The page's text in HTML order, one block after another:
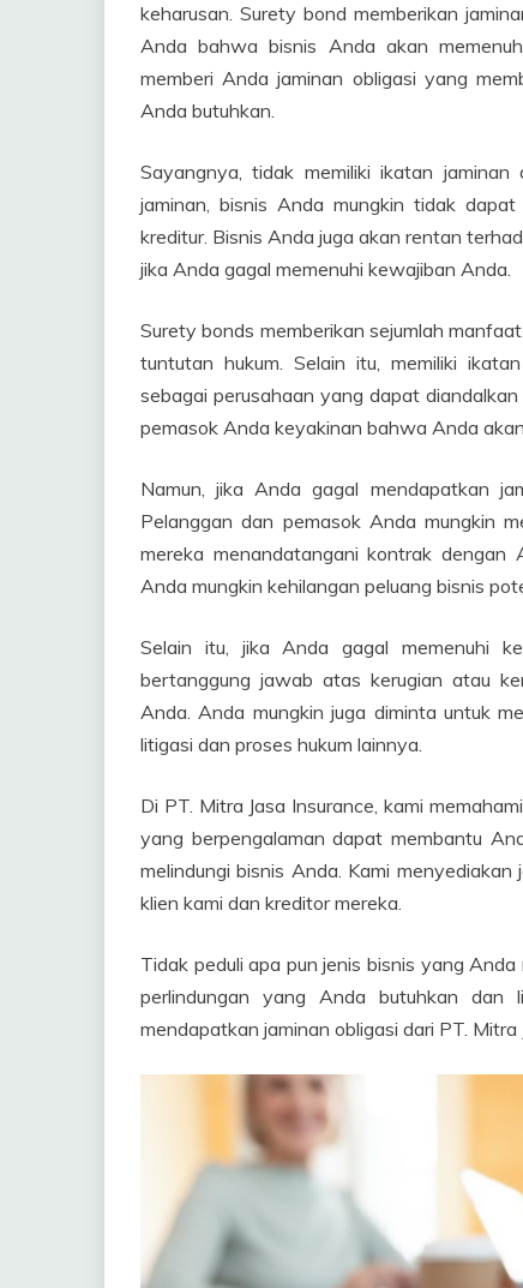
keharusan. Surety bond memberikan
Anda bahwa bisnis Anda akan
memberi Anda jaminan obligasi yang
Anda butuhkan.
Sayangnya, tidak memiliki ikatan
jaminan, bisnis Anda mungkin tidak
kreditur. Bisnis Anda juga akan rentan
jika Anda gagal memenuhi kewajiban Anda.
Surety bonds memberikan sejumlah
tuntutan hukum. Selain itu, memiliki
sebagai perusahaan yang dapat
pemasok Anda keyakinan bahwa Anda
Namun, jika Anda gagal mendapatkan
Pelanggan dan pemasok Anda mungkin
mereka menandatangani kontrak dengan
Anda mungkin kehilangan peluang bisnis
Selain itu, jika Anda gagal memenuhi
bertanggung jawab atas kerugian atau
Anda. Anda mungkin juga diminta untuk
litigasi dan proses hukum lainnya.
Di PT. Mitra Jasa Insurance, kami
yang berpengalaman dapat membantu
melindungi bisnis Anda. Kami
klien kami dan kreditor mereka.
Tidak peduli apa pun jenis bisnis yang
perlindungan yang Anda butuhkan dan
mendapatkan jaminan obligasi dari PT. Mitra